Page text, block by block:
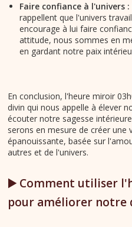
Faire confiance à l'univers :
rappellent que l'univers
encourage à lui faire
attitude, nous sommes en
en gardant notre paix
En conclusion, l'heure miroir
divin qui nous appelle à élever
écouter notre sagesse
serons en mesure de créer une
épanouissante, basée sur
autres et de l'univers.
▶️ Comment utiliser
pour améliorer notre